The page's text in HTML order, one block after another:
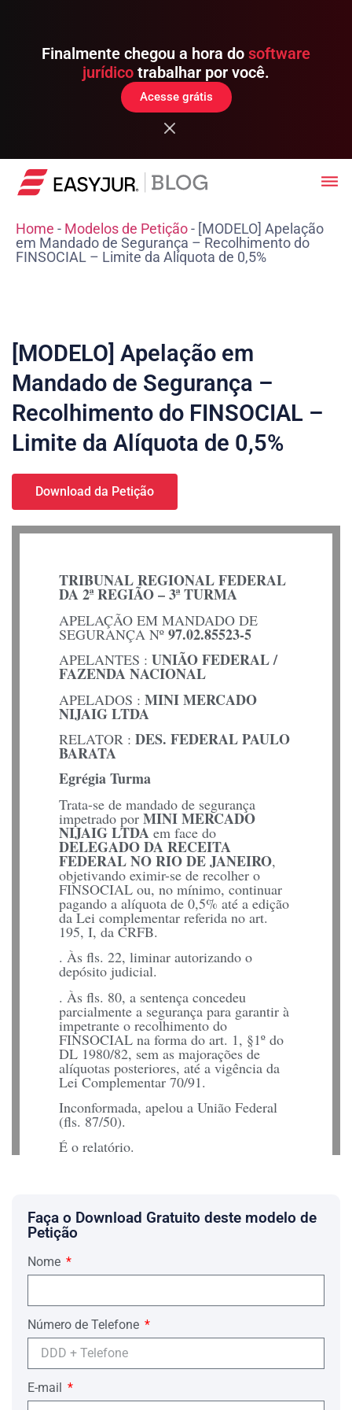
Finalmente chegou a hora do software
jurídico trabalhar por você.
Acesse grátis
Home - Modelos de Petição- [MODELO] Apelação
em Mandado de Segurança – Recolhimento do
FINSOCIAL – Limite da Alíquota de 0,5%
[MODELO] Apelação em
Mandado de Segurança –
Recolhimento do FINSOCIAL –
Limite da Alíquota de 0,5%
Download da Petição
TRIBUNAL REGIONAL FEDERAL
DA 2ª REGIÃO – 3ª TURMA
APELAÇÃO EM MANDADO DE
SEGURANÇA Nº 97.02.85523-5
APELANTES : UNIÃO FEDERAL /
FAZENDA NACIONAL
APELADOS : MINI MERCADO
NIJAIG LTDA
RELATOR : DES. FEDERAL PAULO
BARATA
Egrégia Turma
Trata-se de mandado de segurança
impetrado por MINI MERCADO
NIJAIG LTDA em face do
DELEGADO DA RECEITA
FEDERAL NO RIO DE JANEIRO,
objetivando eximir-se de recolher o
FINSOCIAL ou, no mínimo, continuar
pagando a alíquota de 0,5% até a edição
da Lei complementar referida no art.
195, I, da CRFB.
. Às fls. 22, liminar autorizando o
depósito judicial.
. Às fls. 80, a sentença concedeu
parcialmente a segurança para garantir à
impetrante o recolhimento do
FINSOCIAL na forma do art. 1, §1º do
DL 1980/82, sem as majorações de
alíquotas posteriores, até a vigência da
Lei Complementar 70/91.
Inconformada, apelou a União Federal
(fls. 87/50).
É o relatório.
Federal.
A denominada contribuição social para o
FINSOCIAL – com natureza de
imposto, vez que a hipótese de
103.778-8) – foi instituída pelo Decreto-
Lei 1980/82, nos seguintes termos:
“Art. 1º.Omissis
este artigo será de 0,5 (meio por cento),
e incidirá sobre a receita bruta das
Faça o Download Gratuito deste modelo de
Petição
Nome
Número de Telefone
E-mail